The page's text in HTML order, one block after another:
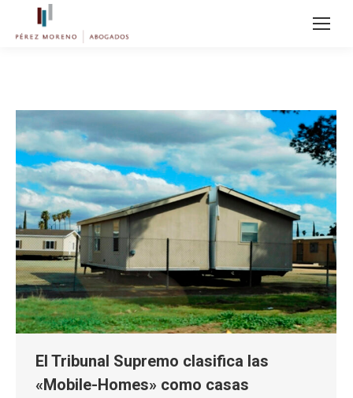
El Tribunal Supremo clasifica las
«Mobile-Homes» como casas